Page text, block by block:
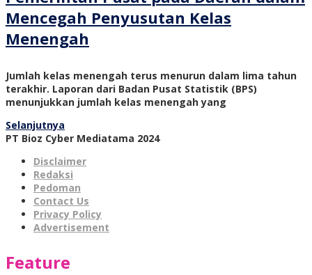
Mencegah Penyusutan Kelas
Menengah
Jumlah kelas menengah terus menurun dalam lima tahun
terakhir. Laporan dari Badan Pusat Statistik (BPS)
menunjukkan jumlah kelas menengah yang
Selanjutnya
PT Bioz Cyber Mediatama 2024
Disclaimer
Redaksi
Pedoman
Contact Us
Privacy Policy
Advertisement
Feature